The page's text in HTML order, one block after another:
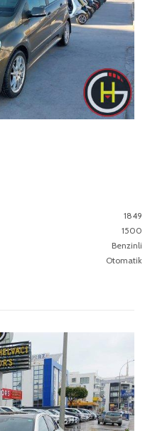
1849
1500
Benzinli
Otomatik